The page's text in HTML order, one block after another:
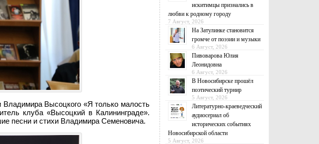
Владимира Высоцкого «Я только малость
клуба «Высоцкий в Калининграде».
песни и стихи Владимира Семеновича.
искитимцы признались в
любви к родному городу
7 Август, 2026
На Затулинке становится
громче от поэзии и музыки
6 Август, 2026
Пивоварова Юлия
Леонидовна
6 Август, 2026
В Новосибирске прошёл
поэтический турнир
5 Август, 2026
Литературно-краеведческий
аудиосериал об
исторических событиях
Новосибирской области
5 Август, 2026